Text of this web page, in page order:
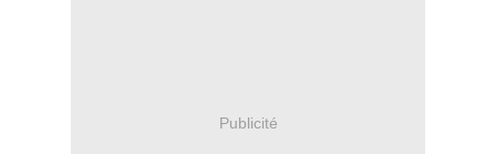
Publicité